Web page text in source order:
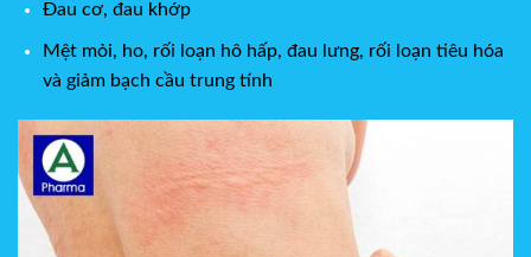
Đau cơ, đau khớp
Mệt mỏi, ho, rối loạn hô hấp, đau lưng, rối loạn tiêu hóa
và giảm bạch cầu trung tính